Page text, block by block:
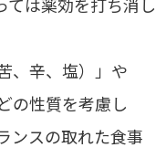
ては薬効を打ち消し
、辛、塩）」や
の性質を考慮し
ンスの取れた食事